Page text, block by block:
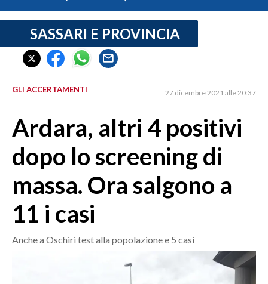
CRONACA SARDEGNA
CAGLIARI
SULCIS IGLESIENTE
ORISTANO E PROVINCIA
SASSARI E PROVINCIA
GALLURA
NUORO E PROVINCIA
OGLIASTRA
AGENDA
CRONACA
SASSARI E PROVINCIA
GLI ACCERTAMENTI 27 dicembre 2021 alle 20:37
Ardara, altri 4 positivi
dopo lo screening di
massa. Ora salgono a
11 i casi
Anche a Oschiri test alla popolazione e 5 casi